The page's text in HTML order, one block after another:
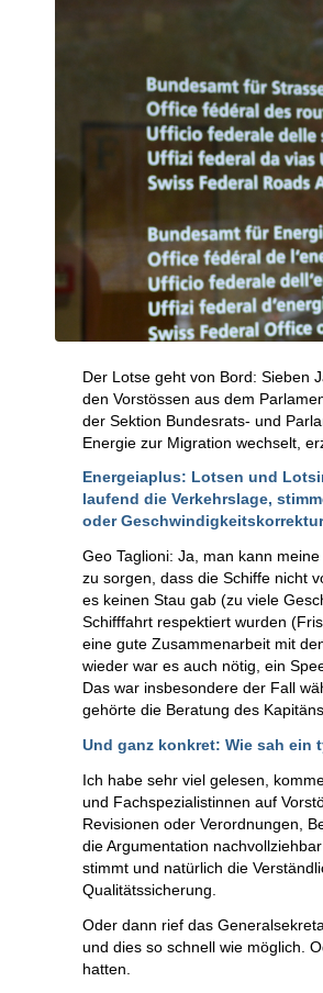
Der Lotse geht von Bord: Sieben
den Vorstössen aus dem
der Sektion Bundesrats- und
Energie zur Migration wechselt,
Energeiaplus: Lotsen und
laufend die Verkehrslage,
oder
Geo Taglioni: Ja, man kann
zu sorgen, dass die Schiffe nicht
es keinen Stau gab (zu viele
Schifffahrt respektiert wurden
eine gute Zusammenarbeit mit
wieder war es auch nötig, ein
Das war insbesondere der Fall
gehörte die Beratung des
Und ganz konkret: Wie sah ein
Ich habe sehr viel gelesen,
und Fachspezialistinnen auf
Revisionen oder Verordnungen,
die Argumentation
stimmt und natürlich die
Qualitätssicherung.
Oder dann rief das
und dies so schnell wie möglich.
hatten.